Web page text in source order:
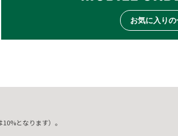
お気に入り
となります）。